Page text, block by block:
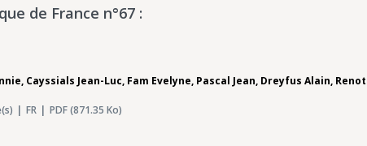
de France n°67 :
, Cayssials Jean-Luc, Fam Evelyne, Pascal Jean, Dreyfus Alain,
FR PDF (871.35 Ko)